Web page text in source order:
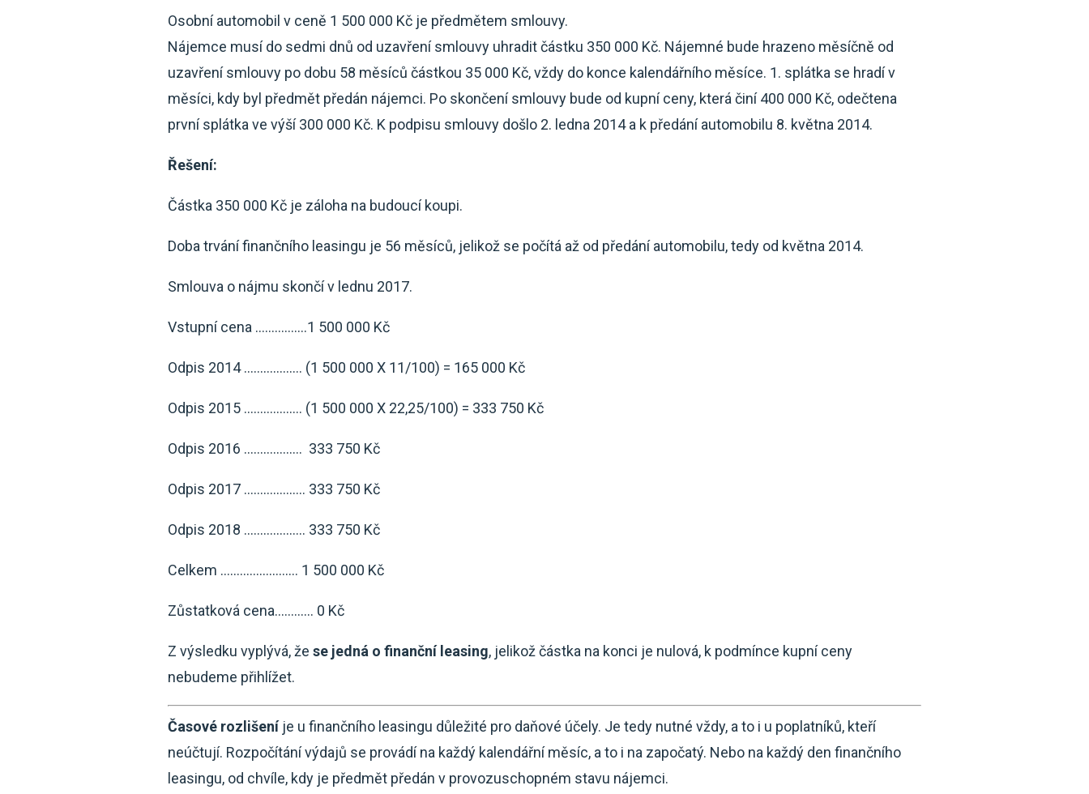
Osobní automobil v ceně 1 500 000 Kč je předmětem smlouvy.
Nájemce musí do sedmi dnů od uzavření smlouvy uhradit částku 350 000 Kč. Nájemné bude hrazeno měsíčně od
uzavření smlouvy po dobu 58 měsíců částkou 35 000 Kč, vždy do konce kalendářního měsíce. 1. splátka se hradí v
měsíci, kdy byl předmět předán nájemci. Po skončení smlouvy bude od kupní ceny, která činí 400 000 Kč, odečtena
první splátka ve výší 300 000 Kč. K podpisu smlouvy došlo 2. ledna 2014 a k předání automobilu 8. května 2014.
Řešení:
Částka 350 000 Kč je záloha na budoucí koupi.
Doba trvání finančního leasingu je 56 měsíců, jelikož se počítá až od předání automobilu, tedy od května 2014.
Smlouva o nájmu skončí v lednu 2017.
Vstupní cena …………….1 500 000 Kč
Odpis 2014 ……………… (1 500 000 X 11/100) = 165 000 Kč
Odpis 2015 ……………… (1 500 000 X 22,25/100) = 333 750 Kč
Odpis 2016 ……………… 333 750 Kč
Odpis 2017 ………………. 333 750 Kč
Odpis 2018 ………………. 333 750 Kč
Celkem …………………… 1 500 000 Kč
Zůstatková cena………… 0 Kč
Z výsledku vyplývá, že se jedná o finanční leasing, jelikož částka na konci je nulová, k podmínce kupní ceny
nebudeme přihlížet.
Časové rozlišeníje u finančního leasingu důležité pro daňové účely. Je tedy nutné vždy, a to i u poplatníků, kteří
neúčtují. Rozpočítání výdajů se provádí na každý kalendářní měsíc, a to i na započatý. Nebo na každý den finančního
leasingu, od chvíle, kdy je předmět předán v provozuschopném stavu nájemci.